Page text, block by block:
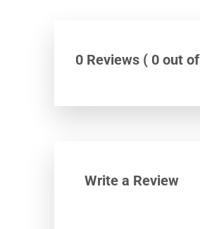
0 Reviews ( 0 out
Write a Review